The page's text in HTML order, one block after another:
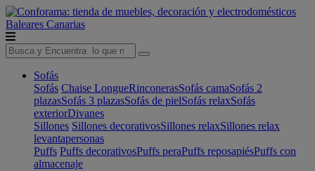
Baleares Canarias
Sofás
Sofás Chaise LongueRinconerasSofás camaSofás 2
plazasSofás 3 plazasSofás de pielSofás relaxSofás
exteriorDivanes
Sillones Sillones decorativosSillones relaxSillones relax
levantapersonas
Puffs Puffs decorativosPuffs peraPuffs reposapiésPuffs con
almacenaje